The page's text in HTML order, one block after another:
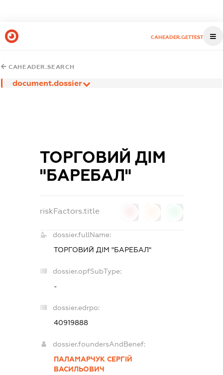
CAHEADER.GETTEST
CAHEADER.SEARCH
document.dossier
ТОРГОВИЙ ДІМ
"БАРЕБАЛ"
riskFactors.title
dossier.fullName:
ТОРГОВИЙ ДІМ "БАРЕБАЛ"
dossier.opfSubType:
-
dossier.edrpo:
40919888
dossier.foundersAndBenef:
ПАЛАМАРЧУК СЕРГІЙ
ВАСИЛЬОВИЧ